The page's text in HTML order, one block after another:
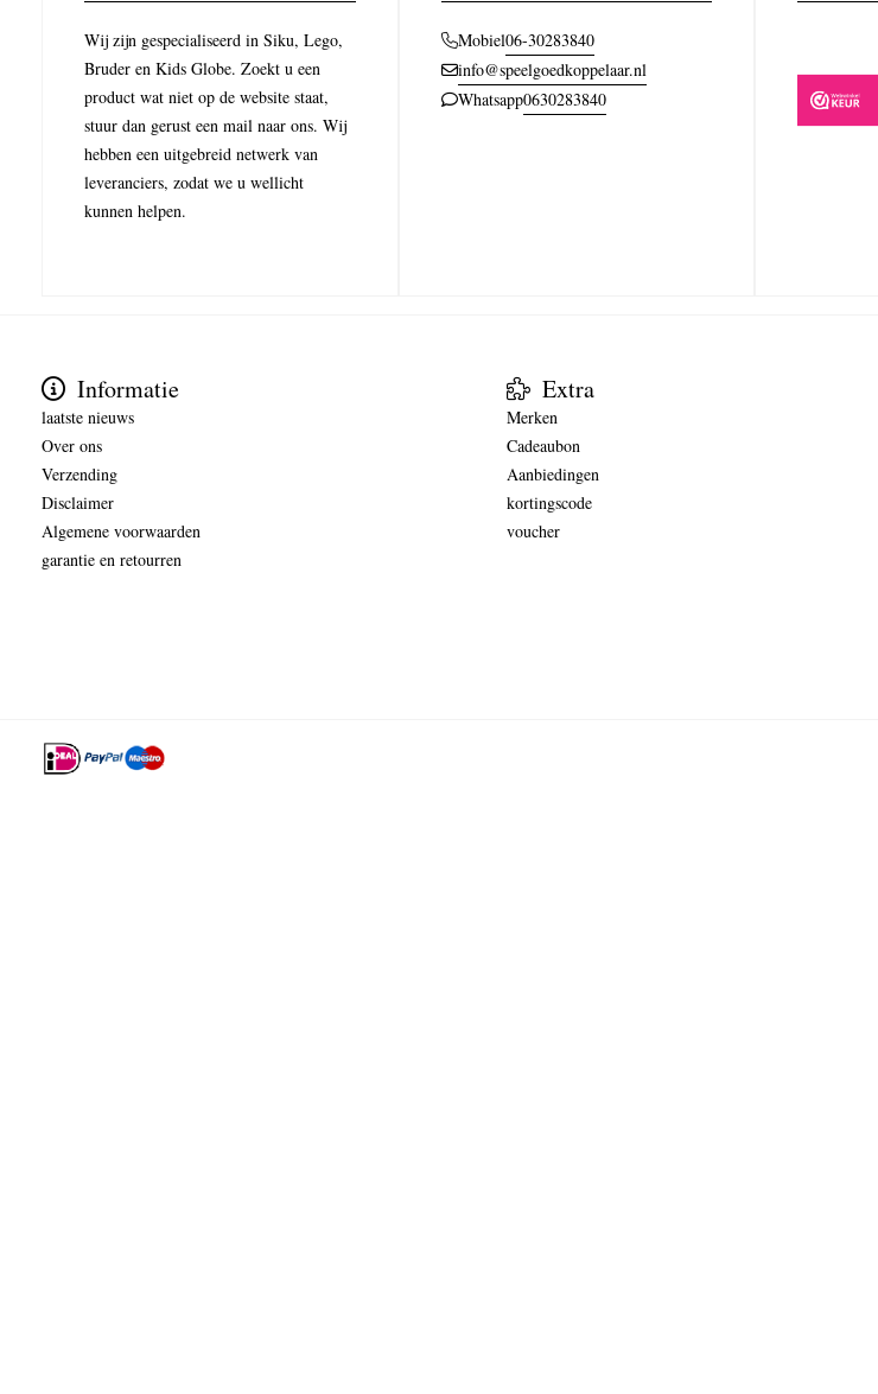
Wij zijn gespecialiseerd in Siku, Lego,
Bruder en Kids Globe. Zoekt u een
product wat niet op de website staat,
stuur dan gerust een mail naar ons. Wij
hebben een uitgebreid netwerk van
leveranciers, zodat we u wellicht
kunnen helpen.
Mobiel06-30283840
info@speelgoedkoppelaar.nl
Whatsapp0630283840
Informatie
laatste nieuws
Over ons
Verzending
Disclaimer
Algemene voorwaarden
garantie en retourren
Extra
Merken
Cadeaubon
Aanbiedingen
kortingscode
voucher